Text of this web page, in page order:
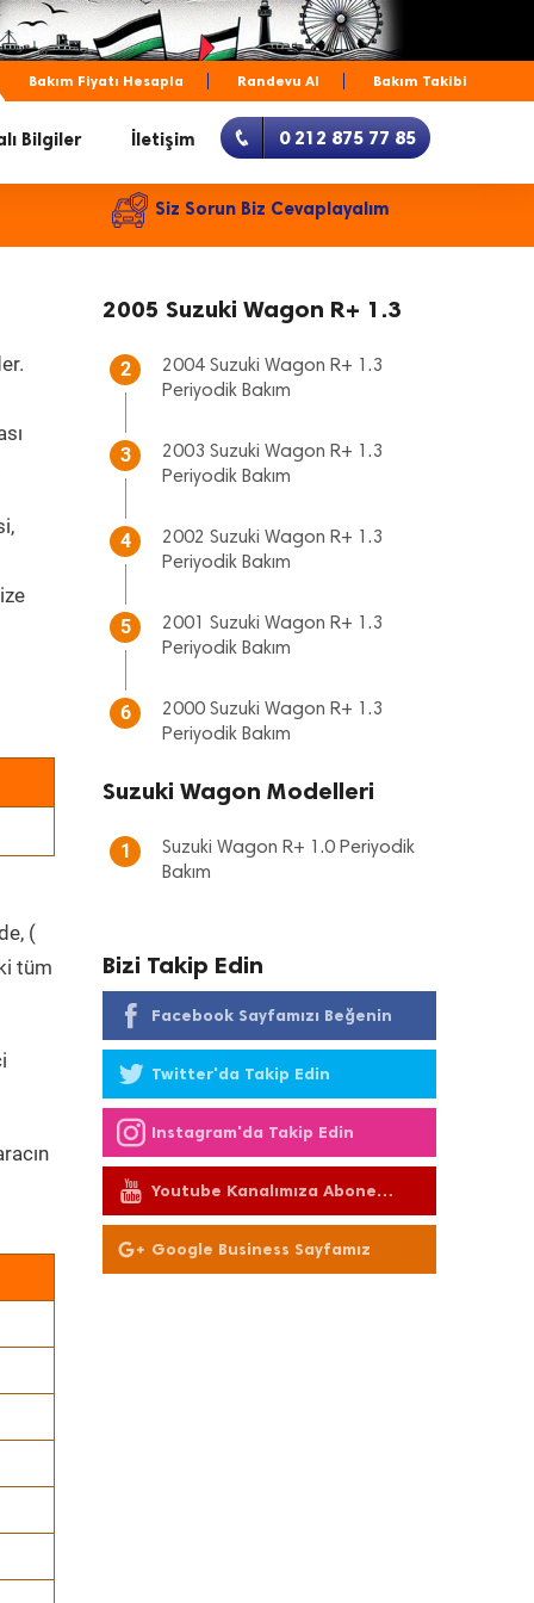
Bakım Fiyatı Hesapla Randevu Al Bakım Takibi
Bilgiler İletişim 0 212 875 77 85
Siz Sorun Biz Cevaplayalım
(
tüm
2005 Suzuki Wagon R+ 1.3
2
2004 Suzuki Wagon R+ 1.3
Periyodik Bakım
3
2003 Suzuki Wagon R+ 1.3
Periyodik Bakım
4
2002 Suzuki Wagon R+ 1.3
Periyodik Bakım
5
2001 Suzuki Wagon R+ 1.3
Periyodik Bakım
6
2000 Suzuki Wagon R+ 1.3
Periyodik Bakım
Suzuki Wagon Modelleri
1
Suzuki Wagon R+ 1.0 Periyodik
Bakım
Bizi Takip Edin
Facebook Sayfamızı Beğenin
Twitter'da Takip Edin
Instagram'da Takip Edin
Youtube Kanalımıza Abone
Olun
Google Business Sayfamız